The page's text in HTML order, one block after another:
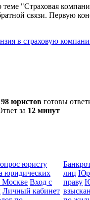
теме "Страховая
связи. Первую
в страховую
юристов готовы
за 12 минут
юристу
юридических
Москве Вход с
Личный кабинет
лиц
праву